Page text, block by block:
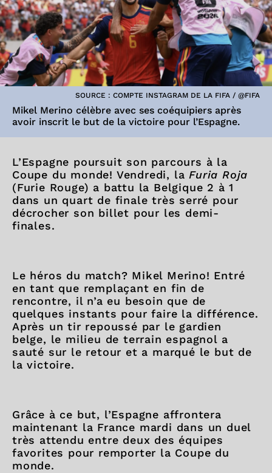
SOURCE : COMPTE INSTAGRAM DE LA FIFA / @FIFA
Mikel Merino célèbre avec ses coéquipiers après
avoir inscrit le but de la victoire pour l’Espagne.
L’Espagne poursuit son parcours à la
Coupe du monde! Vendredi, laFuria Roja
(Furie Rouge) a battu la Belgique 2 à 1
dans un quart de finale très serré pour
décrocher son billet pour les demi-
finales.
Le héros du match? Mikel Merino! Entré
en tant que remplaçant en fin de
rencontre, il n’a eu besoin que de
quelques instants pour faire la différence.
Après un tir repoussé par le gardien
belge, le milieu de terrain espagnol a
sauté sur le retour et a marqué le but de
la victoire.
Grâce à ce but, l’Espagne affrontera
maintenant la France mardi dans un duel
très attendu entre deux des équipes
favorites pour remporter la Coupe du
monde.